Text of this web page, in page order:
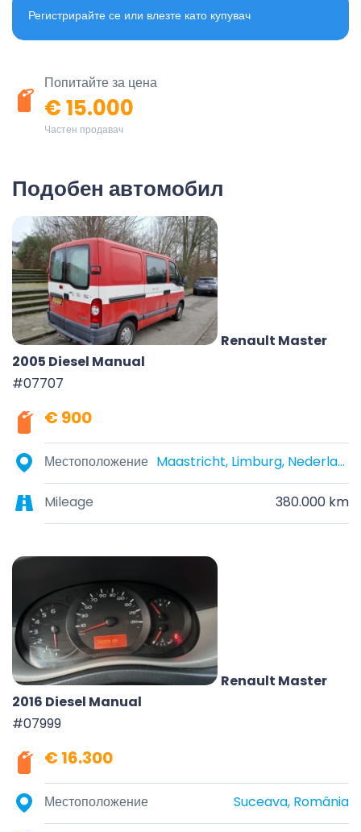
Регистрирайте се или влезте като купувач
Попитайте за цена
€ 15.000
Частен продавач
Подобен автомобил
Renault Master
2005 Diesel Manual
#07707
€ 900
Местоположение Maastricht, Limburg, Nederland
Mileage 380.000 km
Renault Master
2016 Diesel Manual
#07999
€ 16.300
Местоположение Suceava, România